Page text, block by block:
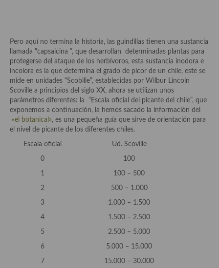
Mojos y pastas
Sales y polvos
Salsas y mojos
Adobos
Aperitivos
Bocadillos, hamburguesas, sándwich, emparedados, tostas y
Entrantes y primeros platos
Gazpachos, salmorejos, sopas y cremas frías
Pero aquí no termina la historia, las guindillas tienen una sustancia
llamada “capsaicina ”, que desarrollan determinadas plantas para
protegerse del ataque de los herbívoros, esta sustancia inodora e
incolora es la que determina el grado de picor de un chile, este se
mide en unidades “Scobille”, establecidas por Wilbur Lincoln
Scoville a principios del siglo XX, ahora se utilizan unos
parámetros diferentes: la “Escala oficial del picante del chile”, que
exponemos a continuación, la hemos sacado la información del
«el botanical», es una pequeña guía que sirve de orientación para
el nivel de picante de los diferentes chiles.
Escala oficial Ud. Scoville
0 100
1 100 – 500
2 500 – 1.000
3 1.000 – 1.500
4 1.500 – 2.500
5 2.500 – 5.000
6 5.000 – 15.000
7 15.000 – 30.000